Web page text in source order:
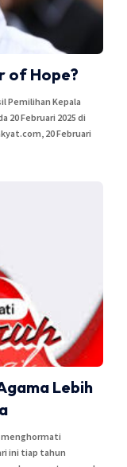
of Hope?
Pemilihan Kepala
20 Februari 2025 di
20 Februari
Lebih
menghormati
ini tiap tahun